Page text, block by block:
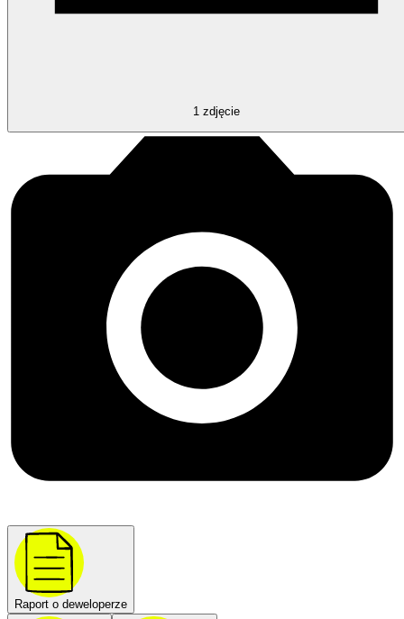
1 zdjęcie
Raport o deweloperze